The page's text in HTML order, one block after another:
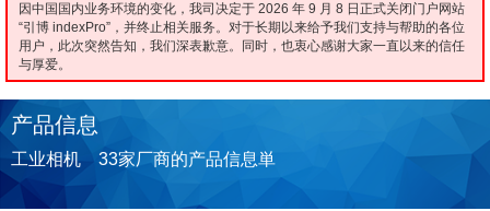
因中国国内业务环境的变化，我司决定于 2026 年 9 月 8 日正式关闭门户网站
“引博 indexPro”，并终止相关服务。对于长期以来给予我们支持与帮助的各位
用户，此次突然告知，我们深表歉意。同时，也衷心感谢大家一直以来的信任
与厚爱。
产品信息
工业相机 33家厂商的产品信息単